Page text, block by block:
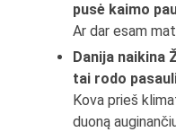
pusė kaimo
Ar dar esam
Danija naikina
tai rodo
Kova prieš
duoną